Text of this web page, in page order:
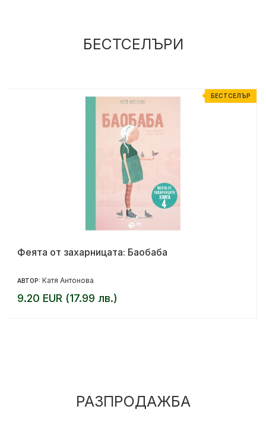
БЕСТСЕЛЪРИ
БЕСТСЕЛЪР
Феята от захарницата: Баобаба
АВТОР: Катя Антонова
9.20 EUR (17.99 лв.)
РАЗПРОДАЖБА